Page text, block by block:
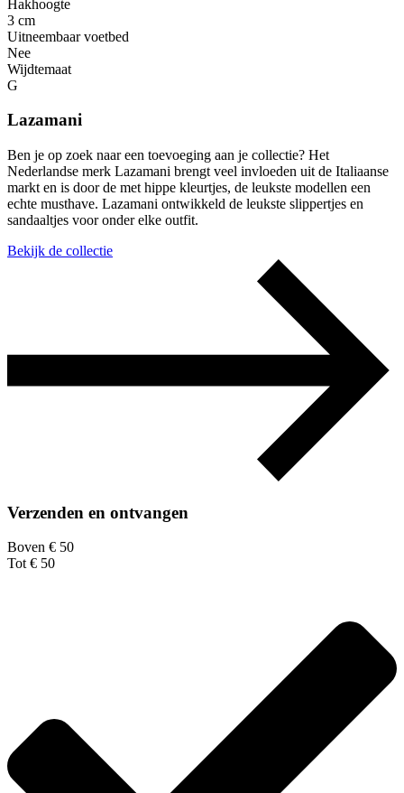
Hakhoogte
3 cm
Uitneembaar voetbed
Nee
Wijdtemaat
G
Lazamani
Ben je op zoek naar een toevoeging aan je collectie? Het
Nederlandse merk Lazamani brengt veel invloeden uit de Italiaanse
markt en is door de met hippe kleurtjes, de leukste modellen een
echte musthave. Lazamani ontwikkeld de leukste slippertjes en
sandaaltjes voor onder elke outfit.
Bekijk de collectie
Verzenden en ontvangen
Boven € 50
Tot € 50